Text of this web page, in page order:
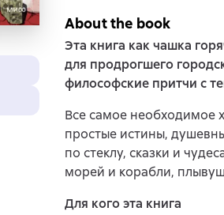
About the book
Эта книга как чашка
для продрогшего
философские притчи с
Все самое необходимое
простые истины,
по стеклу, сказки и
морей и корабли,
Для кого эта книга